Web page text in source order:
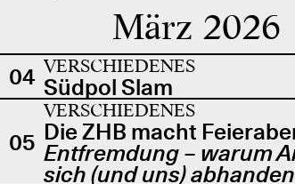
März 2026
04 VERSCHIEDENES
Südpol Slam
05
VERSCHIEDENES
Die ZHB macht
Entfremdung – warum
sich (und uns)